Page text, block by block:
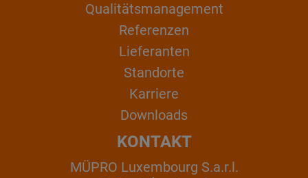
Qualitätsmanagement
Referenzen
Lieferanten
Standorte
Karriere
Downloads
KONTAKT
MÜPRO Luxembourg S.a.r.l.